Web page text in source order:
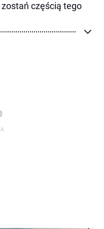
częścią tego